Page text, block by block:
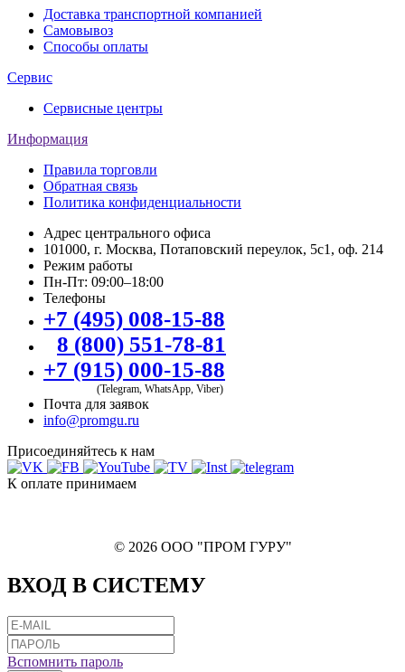
Доставка транспортной компанией
Самовывоз
Способы оплаты
Сервис
Сервисные центры
Информация
Правила торговли
Обратная связь
Политика конфиденциальности
Адрес центрального офиса
101000, г. Москва, Потаповский переулок, 5с1, оф. 214
Режим работы
Пн-Пт: 09:00–18:00
Телефоны
+7 (495) 008-15-88
8 (800) 551-78-81
+7 (915) 000-15-88
(Telegram, WhatsApp, Viber)
Почта для заявок
info@promgu.ru
Присоединяйтесь к нам
К оплате принимаем
© 2026 ООО "ПРОМ ГУРУ"
ВХОД В СИСТЕМУ
Вспомнить пароль